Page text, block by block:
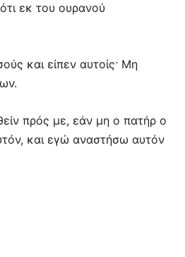
εκ του ουρανού
και είπεν αυτοίς· Μη
πρός με, εάν μη ο πατήρ ο
και εγώ αναστήσω αυτόν